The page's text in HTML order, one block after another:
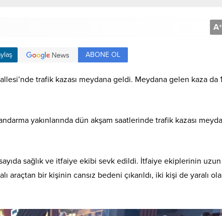
A+
ABONE OL
trafik kazası meydana geldi. Meydana gelen kaza da
yakınlarında dün akşam saatlerinde trafik kazası
sağlık ve itfaiye ekibi sevk edildi. İtfaiye ekiplerinin uzun
araçtan bir kişinin cansız bedeni çıkarıldı, iki kişi de yaralı